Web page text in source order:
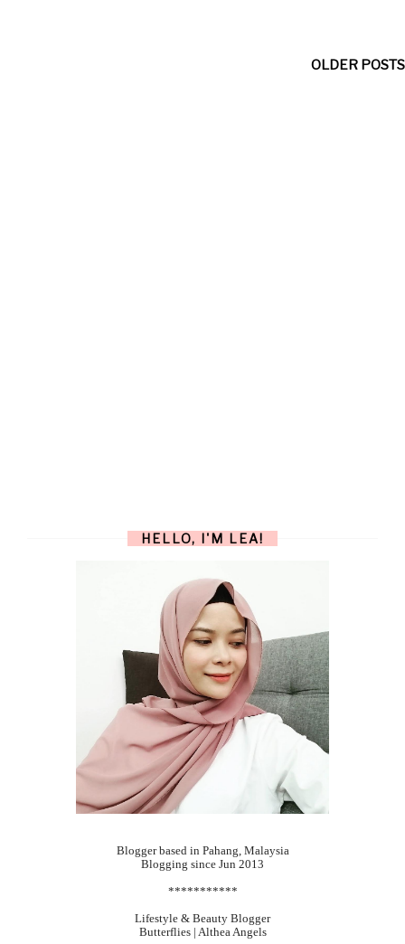
OLDER POSTS
HELLO, I'M LEA!
Blogger based in Pahang, Malaysia
Blogging since Jun 2013
***********
Lifestyle & Beauty Blogger
Butterflies | Althea Angels